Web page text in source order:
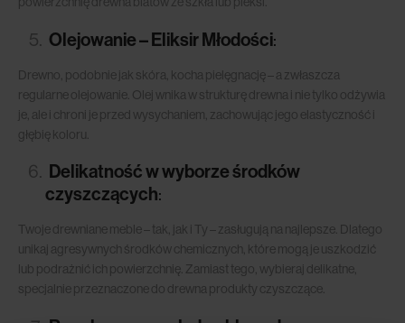
Olejowanie – Eliksir Młodości:
Drewno, podobnie jak skóra, kocha pielęgnację – a zwłaszcza
regularne olejowanie. Olej wnika w strukturę drewna i nie tylko odżywia
je, ale i chroni je przed wysychaniem, zachowując jego elastyczność i
głębię koloru.
Delikatność w wyborze środków
czyszczących:
Twoje drewniane meble – tak, jak i Ty – zasługują na najlepsze. Dlatego
unikaj agresywnych środków chemicznych, które mogą je uszkodzić
lub podrażnić ich powierzchnię. Zamiast tego, wybieraj delikatne,
specjalnie przeznaczone do drewna produkty czyszczące.